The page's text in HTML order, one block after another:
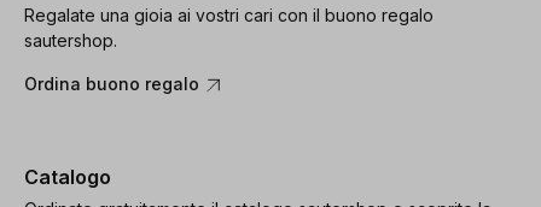
Regalate una gioia ai vostri cari con il buono regalo
sautershop.
Ordina buono regalo
Catalogo